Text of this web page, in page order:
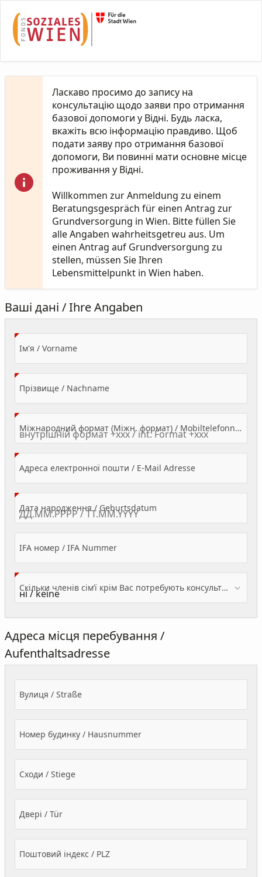
Ласкаво просимо до запису на
консультацію щодо заяви про отримання
базової допомоги у Відні. Будь ласка,
вкажіть всю інформацію правдиво. Щоб
подати заяву про отримання базової
допомоги, Ви повинні мати основне місце
проживання у Відні.
Willkommen zur Anmeldung zu einem
Beratungsgespräch für einen Antrag zur
Grundversorgung in Wien. Bitte füllen Sie
alle Angaben wahrheitsgetreu aus. Um
einen Antrag auf Grundversorgung zu
stellen, müssen Sie Ihren
Lebensmittelpunkt in Wien haben.
Ваші дані / Ihre Angaben
Ім'я / Vorname(Value Required)
Прізвище / Nachname(Value Required)
Міжнародний формат (Міжн. формат) / Mobiltelefonnummer
Адреса електронної пошти / E-Mail Adresse(Value Required)
Дата народження / Geburtsdatum
IFA номер / IFA Nummer
Скільки членів сім’ї крім Вас потребують консультації? / Wieviele Familienmitglieder brauchen Beratung - zusätzlich zu Ihnen?
Адреса місця перебування /
Aufenthaltsadresse
Вулиця / Straße
Номер будинку / Hausnummer
Сходи / Stiege
Двері / Tür
Поштовий індекс / PLZ